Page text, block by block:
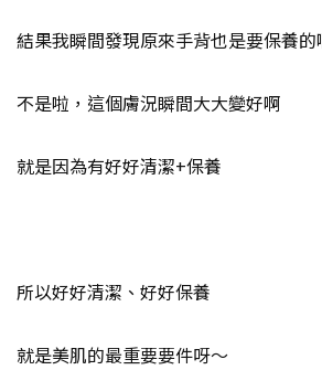
結果我瞬間發現原來手背也是要保養的
不是啦，這個膚況瞬間大大變好啊
就是因為有好好清潔+保養
所以好好清潔、好好保養
就是美肌的最重要要件呀～